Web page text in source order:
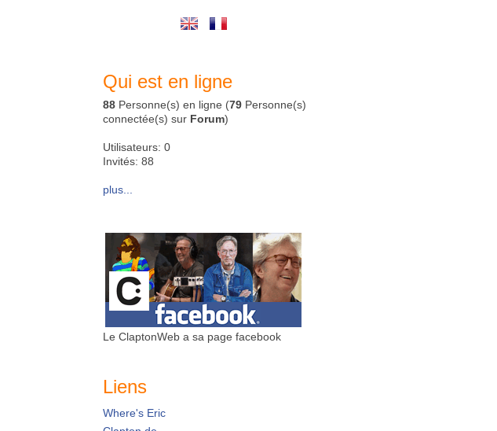
Qui est en ligne
88 Personne(s) en ligne (79 Personne(s)
connectée(s) sur Forum)
Utilisateurs: 0
Invités: 88
plus...
Le ClaptonWeb a sa page facebook
Liens
Where's Eric